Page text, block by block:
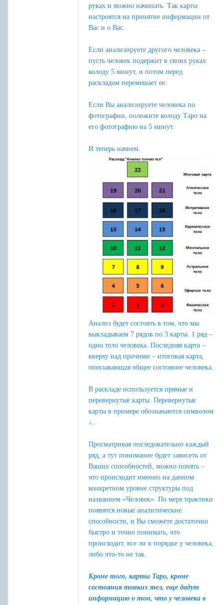
руках и можно начинать. Так карты
настроятся на принятие информации от
Вас и о Вас.
Если анализируете другого человека –
пусть человек подержит в своих руках
колоду 5 минут, и потом перед
раскладом перемешает ее.
Если Вы анализируете человека по
фотографии, положите колоду Таро на
его фотографию на 5 минут.
И теперь начнем.
Анализ будет состоять в том, что мы
выкладываем 7 рядов по 3 карты. 1 ряд –
одно тело человека. Последняя карта –
вверху над прочими – итоговая карта,
описывающая общее состояние человека.
В раскладе используется прямые и
перевернутые карты. Перевернутые
карты в примере обозначаются символом
↓.
Просматривая последовательно каждый
ряд, а тут понимание будет зависеть от
Ваших способностей, можно понять –
что происходит именно на данном
конкретном уровне структуры под
названием «Человек». По мере практики
появятся новые аналитические
способности, и Вы сможете достаточно
быстро и точно понимать, что
происходит, все ли в порядке у человека,
либо что-то не так.
Кроме того, карты Таро, кроме
состояния тонких тел, еще дадут
информацию о том, что у человека в